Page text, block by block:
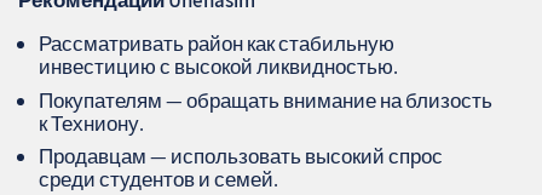
Рассматривать район как стабильную
инвестицию с высокой ликвидностью.
Покупателям — обращать внимание на близость
к Техниону.
Продавцам — использовать высокий спрос
среди студентов и семей.